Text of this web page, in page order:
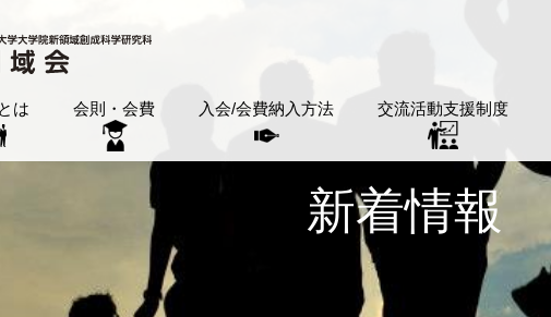
は 会則・会費 入会/会費納入方法 交流活動支援制度
新着情報